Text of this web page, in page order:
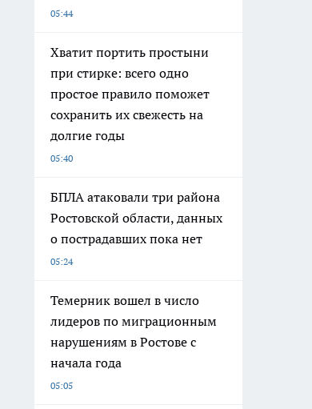
05:44
Хватит портить простыни
при стирке: всего одно
простое правило поможет
сохранить их свежесть на
долгие годы
05:40
БПЛА атаковали три района
Ростовской области, данных
о пострадавших пока нет
05:24
Темерник вошел в число
лидеров по миграционным
нарушениям в Ростове с
начала года
05:05